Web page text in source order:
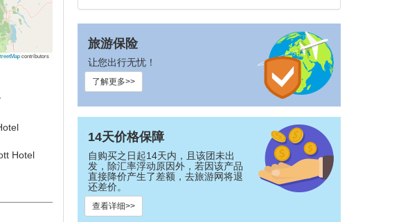
旅游保险
让您出行无忧！
了解更多>>
14天价格保障
自购买之日起14天内，且该团未出
发，除汇率浮动原因外，若因该产品
直接降价产生了差额，去旅游网将退
还差价。
查看详细>>